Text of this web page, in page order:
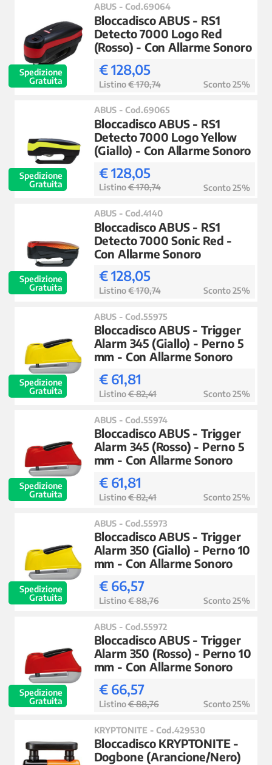
Spedizione
Gratuita
ABUS - Cod.69064
Bloccadisco ABUS - RS1
Detecto 7000 Logo Red
(Rosso) - Con Allarme Sonoro
€ 128,05
Listino€ 170,74 Sconto 25%
Spedizione
Gratuita
ABUS - Cod.69065
Bloccadisco ABUS - RS1
Detecto 7000 Logo Yellow
(Giallo) - Con Allarme Sonoro
€ 128,05
Listino€ 170,74 Sconto 25%
Spedizione
Gratuita
ABUS - Cod.4140
Bloccadisco ABUS - RS1
Detecto 7000 Sonic Red -
Con Allarme Sonoro
€ 128,05
Listino€ 170,74 Sconto 25%
Spedizione
Gratuita
ABUS - Cod.55975
Bloccadisco ABUS - Trigger
Alarm 345 (Giallo) - Perno 5
mm - Con Allarme Sonoro
€ 61,81
Listino€ 82,41 Sconto 25%
Spedizione
Gratuita
ABUS - Cod.55974
Bloccadisco ABUS - Trigger
Alarm 345 (Rosso) - Perno 5
mm - Con Allarme Sonoro
€ 61,81
Listino€ 82,41 Sconto 25%
Spedizione
Gratuita
ABUS - Cod.55973
Bloccadisco ABUS - Trigger
Alarm 350 (Giallo) - Perno 10
mm - Con Allarme Sonoro
€ 66,57
Listino€ 88,76 Sconto 25%
Spedizione
Gratuita
ABUS - Cod.55972
Bloccadisco ABUS - Trigger
Alarm 350 (Rosso) - Perno 10
mm - Con Allarme Sonoro
€ 66,57
Listino€ 88,76 Sconto 25%
KRYPTONITE - Cod.429530
Bloccadisco KRYPTONITE -
Dogbone (Arancione/Nero)